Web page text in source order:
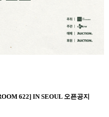
622] IN SEOUL 오픈공지